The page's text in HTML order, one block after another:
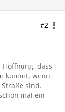
#2
dass
kommt, wenn
sind.
mal ein